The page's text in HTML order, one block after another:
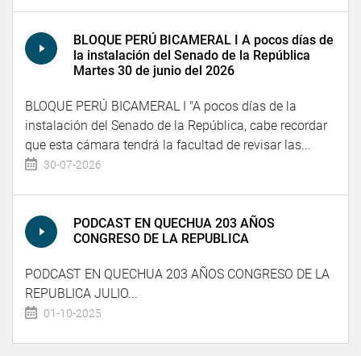
BLOQUE PERÚ BICAMERAL I A pocos días de
la instalación del Senado de la República
Martes 30 de junio del 2026
BLOQUE PERÚ BICAMERAL I "A pocos días de la
instalación del Senado de la República, cabe recordar
que esta cámara tendrá la facultad de revisar las...
30-07-2026
PODCAST EN QUECHUA 203 AÑOS
CONGRESO DE LA REPUBLICA
PODCAST EN QUECHUA 203 AÑOS CONGRESO DE LA
REPUBLICA JULIO...
01-10-2025